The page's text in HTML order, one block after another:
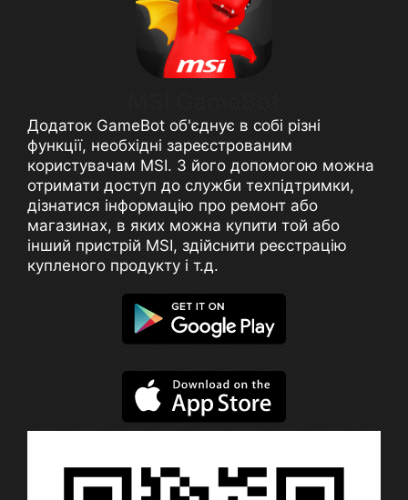
Додаток GameBot об'єднує в собі різні
функції, необхідні зареєстрованим
користувачам MSI. З його допомогою можна
отримати доступ до служби техпідтримки,
дізнатися інформацію про ремонт або
магазинах, в яких можна купити той або
інший пристрій MSI, здійснити реєстрацію
купленого продукту і т.д.